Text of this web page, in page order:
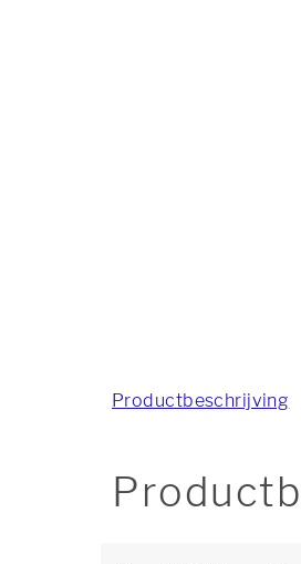
Productbeschrijving